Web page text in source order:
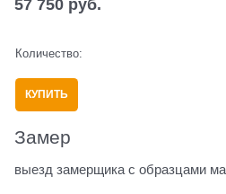
57 750 руб.
Количество:
КУПИТЬ
Замер
выезд замерщика с образцами